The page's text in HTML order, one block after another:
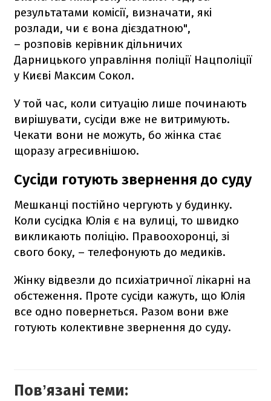
результатами комісії, визначати, які
розлади, чи є вона дієздатною",
– розповів керівник дільничих
Дарницького управління поліції Нацполіції
у Києві Максим Сокол.
У той час, коли ситуацію лише починають
вирішувати, сусіди вже не витримують.
Чекати вони не можуть, бо жінка стає
щоразу агресивнішою.
Сусіди готують звернення до суду
Мешканці постійно чергують у будинку.
Коли сусідка Юлія є на вулиці, то швидко
викликають поліцію. Правоохоронці, зі
свого боку, – телефонують до медиків.
Жінку відвезли до психіатричної лікарні на
обстеження. Проте сусіди кажуть, що Юлія
все одно повернеться. Разом вони вже
готують колективне звернення до суду.
Повʼязані теми: